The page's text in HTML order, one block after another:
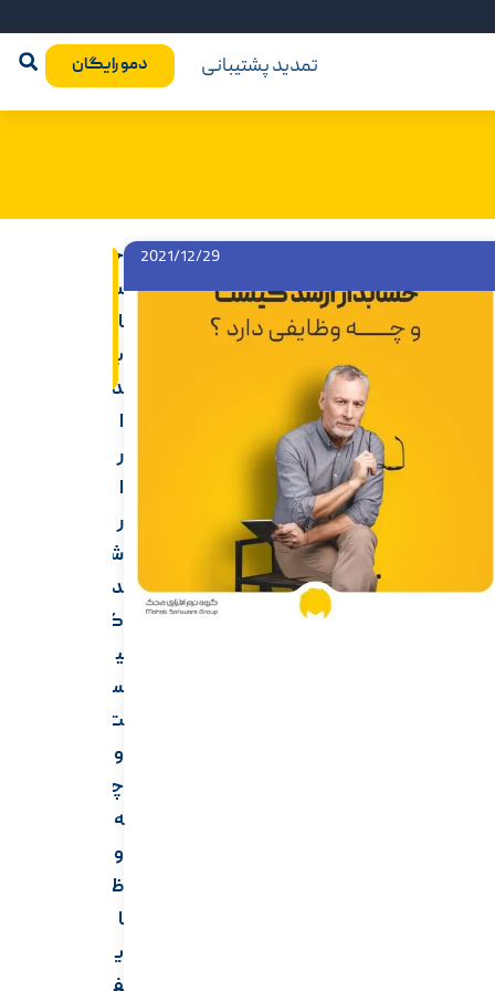
تمدید پشتیبانی دمو رایگان
2021/12/29
ح
س
ا
ب
د
ا
ر
ا
ر
ش
د
ک
ی
س
ت
و
چ
ه
و
ظ
ا
ی